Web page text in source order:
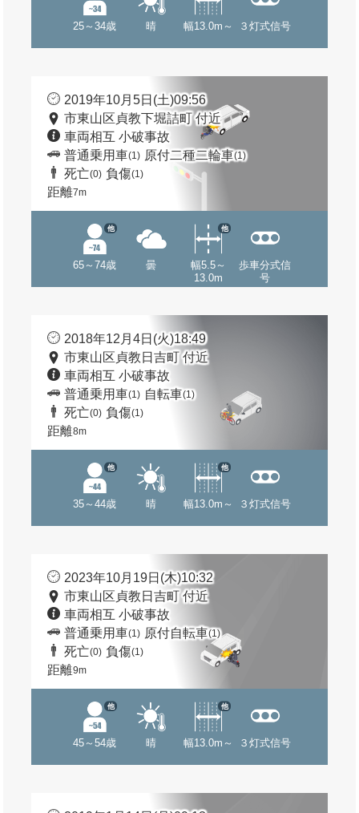
25～34歳 晴 幅13.0m～ ３灯式信号
2019年10月5日(土)09:56
市東山区貞教下堀詰町 付近
車両相互 小破事故
普通乗用車(1) 原付二種二輪車(1)
死亡(0) 負傷(1)
距離7m
65～74歳
他
曇
幅5.5～
13.0m
他
歩車分式信
号
2018年12月4日(火)18:49
市東山区貞教日吉町 付近
車両相互 小破事故
普通乗用車(1) 自転車(1)
死亡(0) 負傷(1)
距離8m
35～44歳
他
晴 幅13.0m～
他
３灯式信号
2023年10月19日(木)10:32
市東山区貞教日吉町 付近
車両相互 小破事故
普通乗用車(1) 原付自転車(1)
死亡(0) 負傷(1)
距離9m
45～54歳
他
晴 幅13.0m～
他
３灯式信号